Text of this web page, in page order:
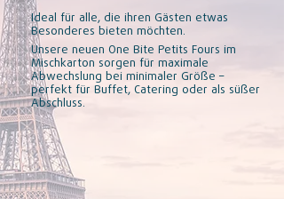
Ideal für alle, die ihren Gästen etwas
Besonderes bieten möchten.
Unsere neuen One Bite Petits Fours im
Mischkarton sorgen für maximale
Abwechslung bei minimaler Größe –
perfekt für Buffet, Catering oder als süßer
Abschluss.